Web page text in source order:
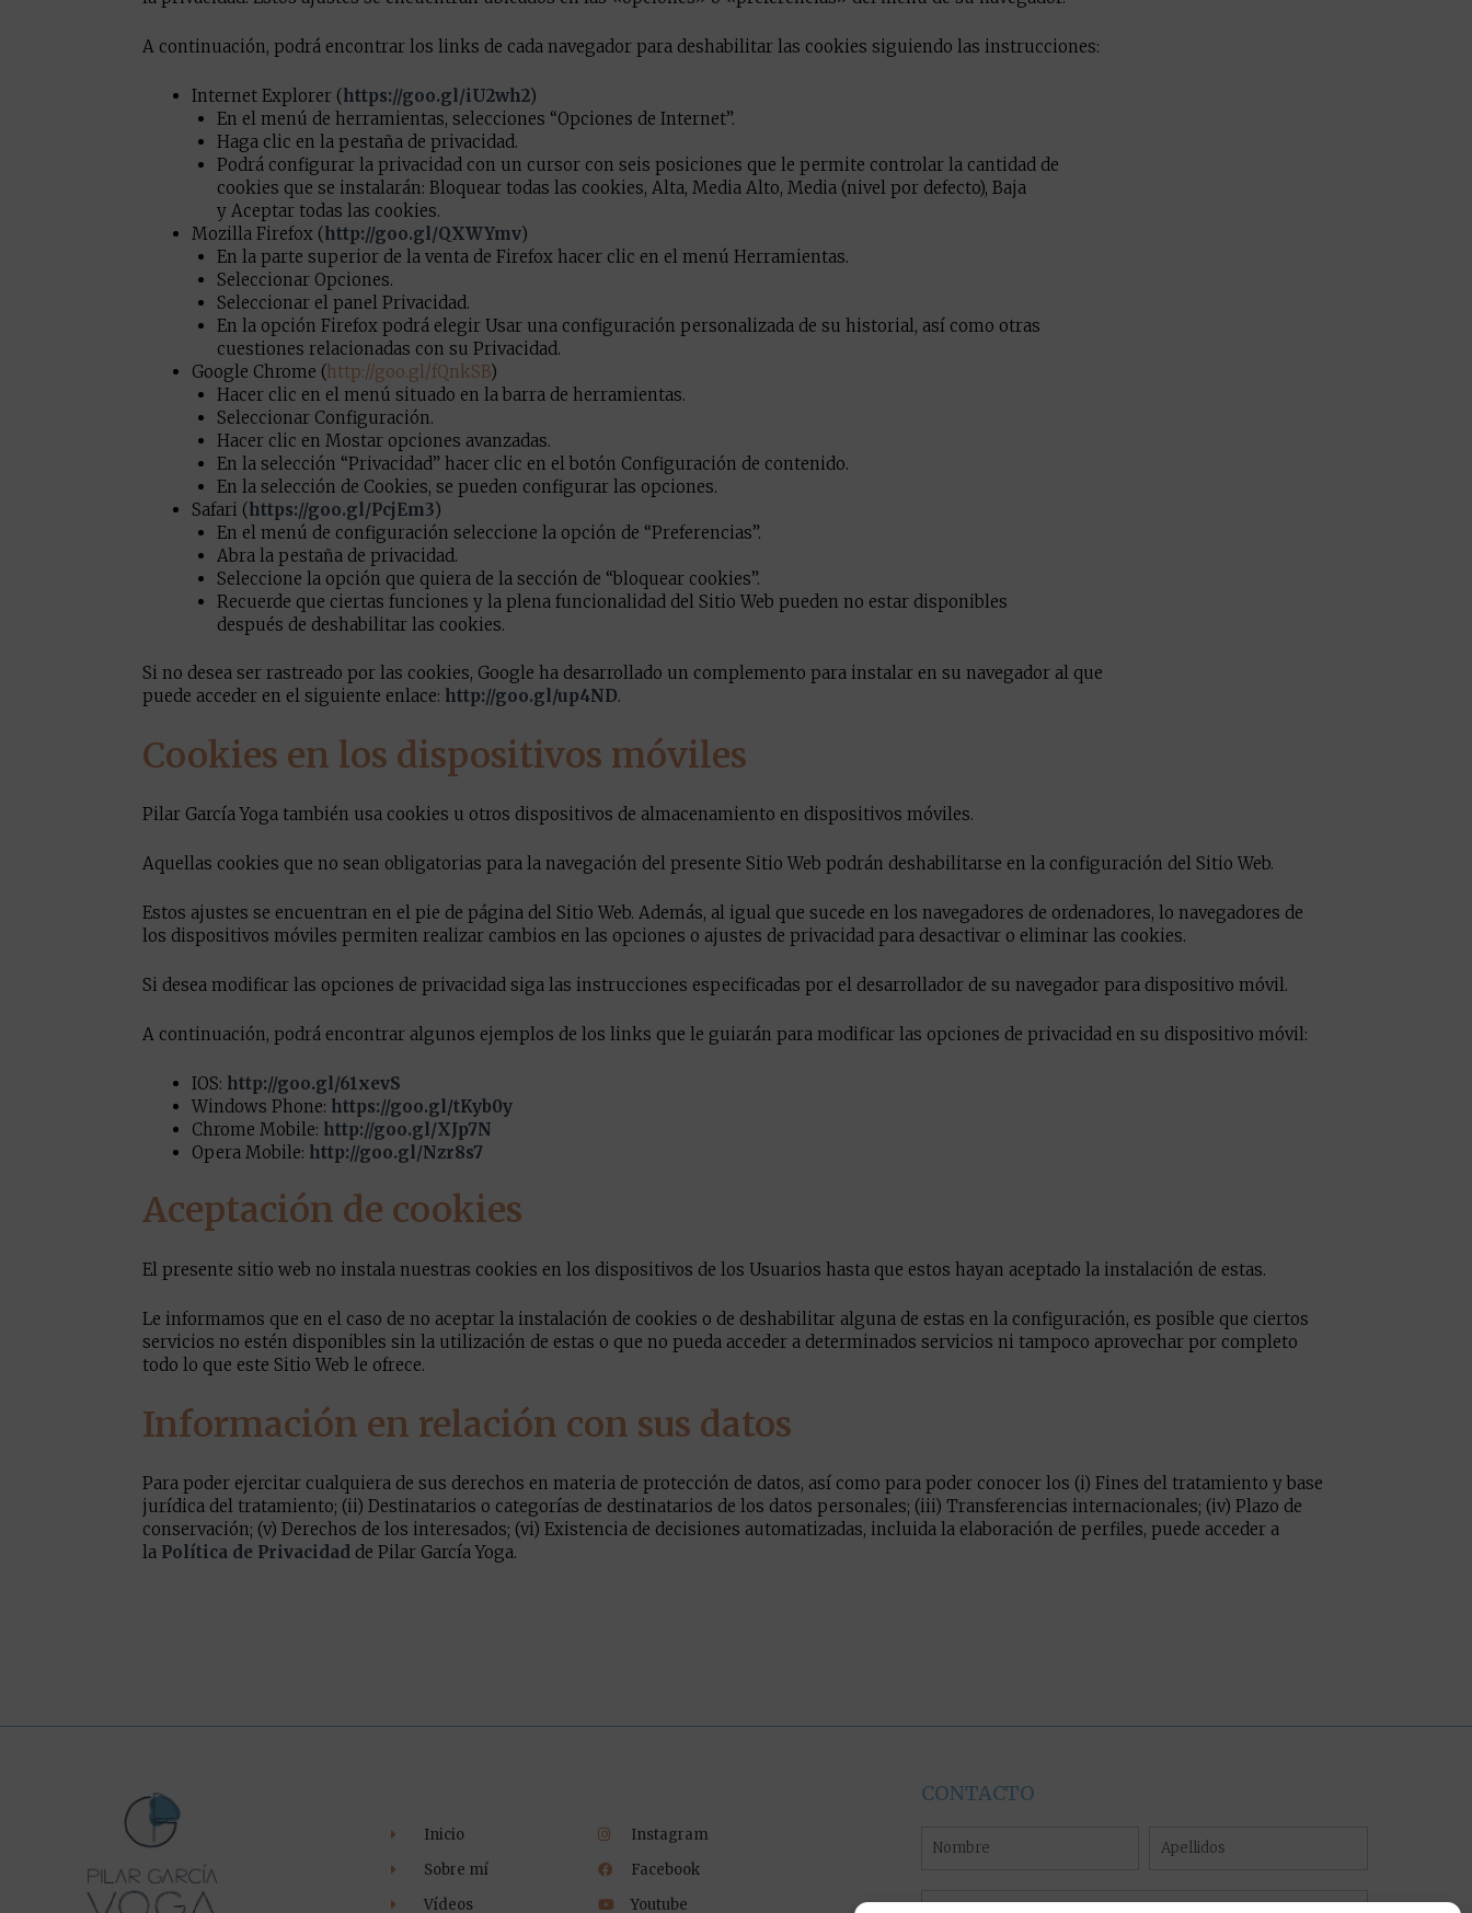
A continuación, podrá encontrar los links de cada navegador para deshabilitar las cookies siguiendo las instrucciones:
Internet Explorer (https://goo.gl/iU2wh2)
En el menú de herramientas, selecciones “Opciones de Internet”.
Haga clic en la pestaña de privacidad.
Podrá configurar la privacidad con un cursor con seis posiciones que le permite controlar la cantidad de
cookies que se instalarán: Bloquear todas las cookies, Alta, Media Alto, Media (nivel por defecto), Baja
y Aceptar todas las cookies.
Mozilla Firefox (http://goo.gl/QXWYmv)
En la parte superior de la venta de Firefox hacer clic en el menú Herramientas.
Seleccionar Opciones.
Seleccionar el panel Privacidad.
En la opción Firefox podrá elegir Usar una configuración personalizada de su historial, así como otras
cuestiones relacionadas con su Privacidad.
Google Chrome (http://goo.gl/fQnkSB)
Hacer clic en el menú situado en la barra de herramientas.
Seleccionar Configuración.
Hacer clic en Mostar opciones avanzadas.
En la selección “Privacidad” hacer clic en el botón Configuración de contenido.
En la selección de Cookies, se pueden configurar las opciones.
Safari (https://goo.gl/PcjEm3)
En el menú de configuración seleccione la opción de “Preferencias”.
Abra la pestaña de privacidad.
Seleccione la opción que quiera de la sección de “bloquear cookies”.
Recuerde que ciertas funciones y la plena funcionalidad del Sitio Web pueden no estar disponibles
después de deshabilitar las cookies.
Si no desea ser rastreado por las cookies, Google ha desarrollado un complemento para instalar en su navegador al que
puede acceder en el siguiente enlace: http://goo.gl/up4ND.
Cookies en los dispositivos móviles
Pilar García Yoga también usa cookies u otros dispositivos de almacenamiento en dispositivos móviles.
Aquellas cookies que no sean obligatorias para la navegación del presente Sitio Web podrán deshabilitarse en la configuración del Sitio Web.
Estos ajustes se encuentran en el pie de página del Sitio Web. Además, al igual que sucede en los navegadores de ordenadores, lo navegadores de
los dispositivos móviles permiten realizar cambios en las opciones o ajustes de privacidad para desactivar o eliminar las cookies.
Si desea modificar las opciones de privacidad siga las instrucciones especificadas por el desarrollador de su navegador para dispositivo móvil.
A continuación, podrá encontrar algunos ejemplos de los links que le guiarán para modificar las opciones de privacidad en su dispositivo móvil:
IOS: http://goo.gl/61xevS
Windows Phone: https://goo.gl/tKyb0y
Chrome Mobile: http://goo.gl/XJp7N
Opera Mobile: http://goo.gl/Nzr8s7
Aceptación de cookies
El presente sitio web no instala nuestras cookies en los dispositivos de los Usuarios hasta que estos hayan aceptado la instalación de estas.
Le informamos que en el caso de no aceptar la instalación de cookies o de deshabilitar alguna de estas en la configuración, es posible que ciertos
servicios no estén disponibles sin la utilización de estas o que no pueda acceder a determinados servicios ni tampoco aprovechar por completo
todo lo que este Sitio Web le ofrece.
Información en relación con sus datos
Para poder ejercitar cualquiera de sus derechos en materia de protección de datos, así como para poder conocer los (i) Fines del tratamiento y base
jurídica del tratamiento; (ii) Destinatarios o categorías de destinatarios de los datos personales; (iii) Transferencias internacionales; (iv) Plazo de
conservación; (v) Derechos de los interesados; (vi) Existencia de decisiones automatizadas, incluida la elaboración de perfiles, puede acceder a
la Política de Privacidad de Pilar García Yoga.
Inicio
Sobre mí
Vídeos
Instagram
Facebook
Youtube
CONTACTO
Nombre Apellidos
Email